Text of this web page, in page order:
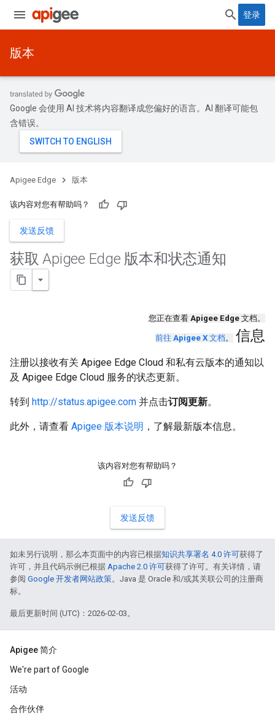
登录
版本
Google 会使用 AI 技术将内容翻译成您偏好的语言。AI 翻译可能包
含错误。
Apigee Edge 版本
该内容对您有帮助吗？
发送反馈
获取 Apigee Edge 版本和状态通知
您正在查看 Apigee Edge 文档。
前往 Apigee X 文档。 信息
注册以接收有关 Apigee Edge Cloud 和私有云版本的通知以
及 Apigee Edge Cloud 服务的状态更新。
转到 http://status.apigee.com 并点击订阅更新。
此外，请查看 Apigee 版本说明 ，了解最新版本信息。
该内容对您有帮助吗？
发送反馈
如未另行说明，那么本页面中的内容已根据知识共享署名 4.0 许可获得了
许可，并且代码示例已根据 Apache 2.0 许可获得了许可。有关详情，请
参阅 Google 开发者网站政策。Java 是 Oracle 和/或其关联公司的注册商
标。
最后更新时间 (UTC)：2026-02-03。
Apigee 简介
We're part of Google
活动
合作伙伴